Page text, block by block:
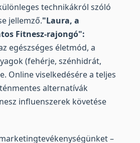
technikákról szóló
jellemző."Laura, a
Fitnesz-rajongó":
egészséges életmód, a
(fehérje, szénhidrát,
Online viselkedésére a teljes
alternatívák
influenszerek követése
–